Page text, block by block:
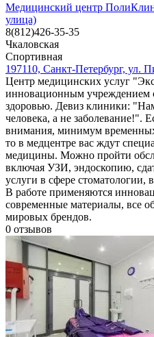
Медицинский центр
улица)
8(812)426-35-35
Чкаловская
Спортивная
197110, Санкт-Петербург, ул.
Центр медицинских услуг
инновационным учреждением
здоровью. Девиз клиники:
человека, а не заболевание!".
внимания, минимум временных
то в медцентре вас ждут
медицины. Можно пройти
включая УЗИ, эндоскопию,
услуги в сфере стоматологии,
В работе применяются
современные материалы, все
мировых брендов.
0 отзывов